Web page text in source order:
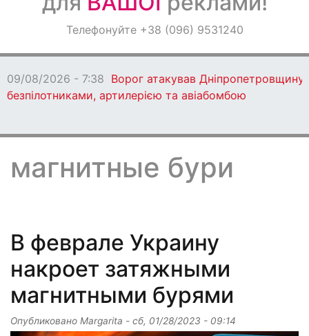
ОголошенняТелефонуйте +38 (096) 9531240
09/08/2026 - 7:28 Під Кам'янським
видавав себе за поліцейського у соцмережах
магнитные бури
В феврале Украину
накроет затяжными
магнитными бурями
Опубликовано Margarita - сб, 01/28/2023 - 09:14